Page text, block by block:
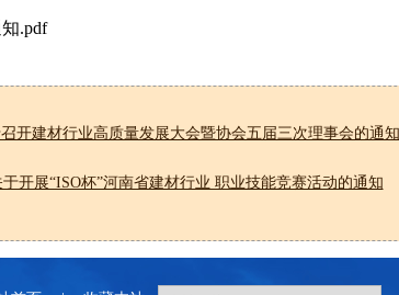
.pdf
开建材行业高质量发展大会暨协会五届三次理事会的通知
于开展“ISO杯”河南省建材行业 职业技能竞赛活动的通知